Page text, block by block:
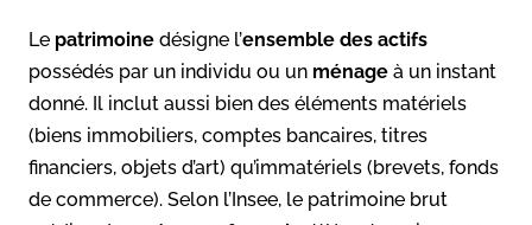
Le patrimoine désigne l’ensemble des actifs
possédés par un individu ou un ménage à un instant
donné. Il inclut aussi bien des éléments matériels
(biens immobiliers, comptes bancaires, titres
financiers, objets d’art) qu’immatériels (brevets, fonds
de commerce). Selon l’Insee, le patrimoine brut